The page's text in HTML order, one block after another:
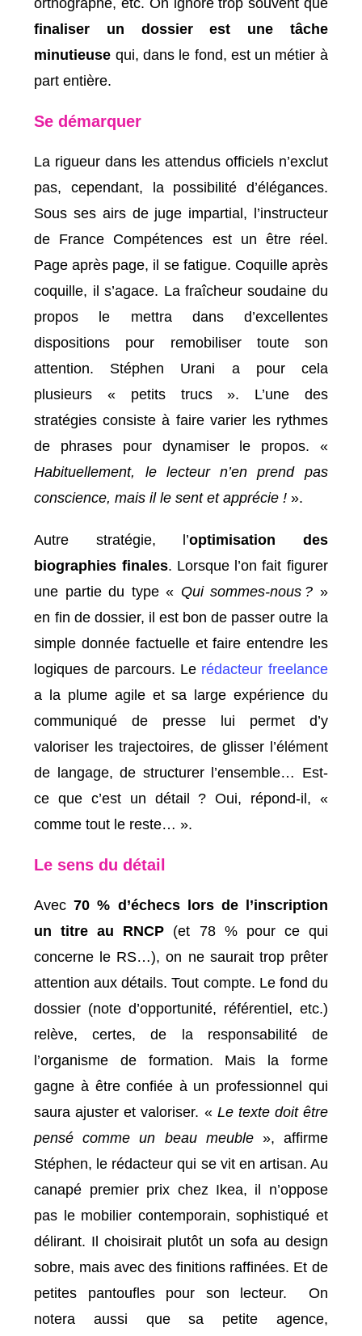
orthographe, etc. On ignore trop souvent que
finaliser un dossier est une tâche
minutieuse qui, dans le fond, est un métier à
part entière.
Se démarquer
La rigueur dans les attendus officiels n’exclut
pas, cependant, la possibilité d’élégances.
Sous ses airs de juge impartial, l’instructeur
de France Compétences est un être réel.
Page après page, il se fatigue. Coquille après
coquille, il s’agace. La fraîcheur soudaine du
propos le mettra dans d’excellentes
dispositions pour remobiliser toute son
attention. Stéphen Urani a pour cela
plusieurs « petits trucs ». L’une des
stratégies consiste à faire varier les rythmes
de phrases pour dynamiser le propos. «
Habituellement, le lecteur n’en prend pas
conscience, mais il le sent et apprécie ! ».
Autre stratégie, l’optimisation des
biographies finales. Lorsque l’on fait figurer
une partie du type « Qui sommes-nous ? »
en fin de dossier, il est bon de passer outre la
simple donnée factuelle et faire entendre les
logiques de parcours. Le rédacteur freelance
a la plume agile et sa large expérience du
communiqué de presse lui permet d’y
valoriser les trajectoires, de glisser l’élément
de langage, de structurer l’ensemble… Est-
ce que c’est un détail ? Oui, répond-il, «
comme tout le reste… ».
Le sens du détail
Avec70 % d’échecs lors de l’inscription
un titre au RNCP (et 78 % pour ce qui
concerne le RS…), on ne saurait trop prêter
attention aux détails. Tout compte. Le fond du
dossier (note d’opportunité, référentiel, etc.)
relève, certes, de la responsabilité de
l’organisme de formation. Mais la forme
gagne à être confiée à un professionnel qui
saura ajuster et valoriser. « Le texte doit être
pensé comme un beau meuble», affirme
Stéphen, le rédacteur qui se vit en artisan. Au
canapé premier prix chez Ikea, il n’oppose
pas le mobilier contemporain, sophistiqué et
délirant. Il choisirait plutôt un sofa au design
sobre, mais avec des finitions raffinées. Et de
petites pantoufles pour son lecteur. On
notera aussi que sa petite agence,